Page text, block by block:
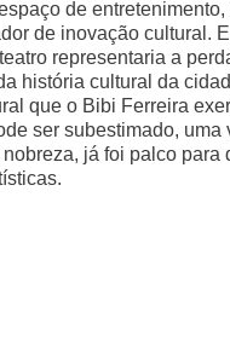
de
de inovação cultural.
representaria a
história cultural da
que o Bibi Ferreira
ser subestimado, uma
já foi palco para